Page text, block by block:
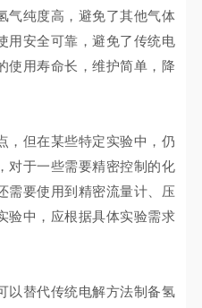
气纯度高，避免了其他气体
用安全可靠，避免了传统电
使用寿命长，维护简单，降
但在某些特定实验中，仍
对于一些需要精密控制的化
需要使用到精密流量计、压
验中，应根据具体实验需求
替代传统电解方法制备氢